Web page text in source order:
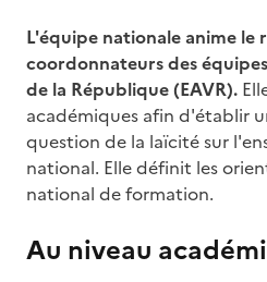
L'équipe nationale anime le
coordonnateurs des
de la République (EAVR).
académiques afin d'établir
question de la laïcité sur
national. Elle définit les
national de formation.
Au niveau